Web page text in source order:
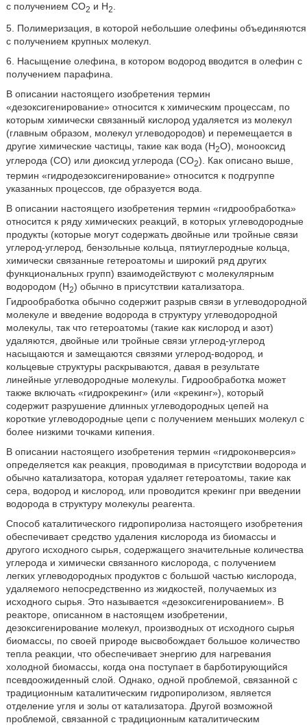
с получением СО2 и Н2
5. Полимеризация, в которой небольшие олефины объединяются
с получением крупных молекул.
6. Насыщение олефина, в котором водород вводится в олефин с
получением парафина.
В описании настоящего изобретения термин
«дезоксигенирование» относится к химическим процессам, по
которым химически связанный кислород удаляется из молекул
(главным образом, молекул углеводородов) и перемещается в
другие химические частицы, такие как вода (Н2О), монооксид
углерода (СО) или диоксид углерода (СО2). Как описано выше,
термин «гидродезоксигенирование» относится к подгруппе
указанных процессов, где образуется вода.
В описании настоящего изобретения термин «гидрообработка»
относится к ряду химических реакций, в которых углеводородные
продукты (которые могут содержать двойные или тройные связи
углерод-углерод, бензольные кольца, пятиуглеродные кольца,
химически связанные гетероатомы и широкий ряд других
функциональных групп) взаимодействуют с молекулярным
водородом (Н2) обычно в присутствии катализатора.
Гидрообработка обычно содержит разрыв связи в углеводородной
молекуле и введение водорода в структуру углеводородной
молекулы, так что гетероатомы (такие как кислород и азот)
удаляются, двойные или тройные связи углерод-углерод
насыщаются и замещаются связями углерод-водород, и
кольцевые структуры раскрываются, давая в результате
линейные углеводородные молекулы. Гидрообработка может
также включать «гидрокрекинг» (или «крекинг»), который
содержит разрушение длинных углеводородных цепей на
короткие углеводородные цепи с получением меньших молекул с
более низкими точками кипения.
В описании настоящего изобретения термин «гидроконверсия»
определяется как реакция, проводимая в присутствии водорода и
обычно катализатора, которая удаляет гетероатомы, такие как
сера, водород и кислород, или проводится крекинг при введении
водорода в структуру молекулы реагента.
Способ каталитического гидропиролиза настоящего изобретения
обеспечивает средство удаления кислорода из биомассы и
другого исходного сырья, содержащего значительные количества
углерода и химически связанного кислорода, с получением
легких углеводородных продуктов с большой частью кислорода,
удаляемого непосредственно из жидкостей, получаемых из
исходного сырья. Это называется «дезоксигенированием». В
реакторе, описанном в настоящем изобретении,
дезоксигенирование молекул, производных от исходного сырья
биомассы, по своей природе высвобождает большое количество
тепла реакции, что обеспечивает энергию для нагревания
холодной биомассы, когда она поступает в барботирующийся
псевдоожиденный слой. Однако, одной проблемой, связанной с
традиционным каталитическим гидропиролизом, является
отделение угля и золы от катализатора. Другой возможной
проблемой, связанной с традиционным каталитическим